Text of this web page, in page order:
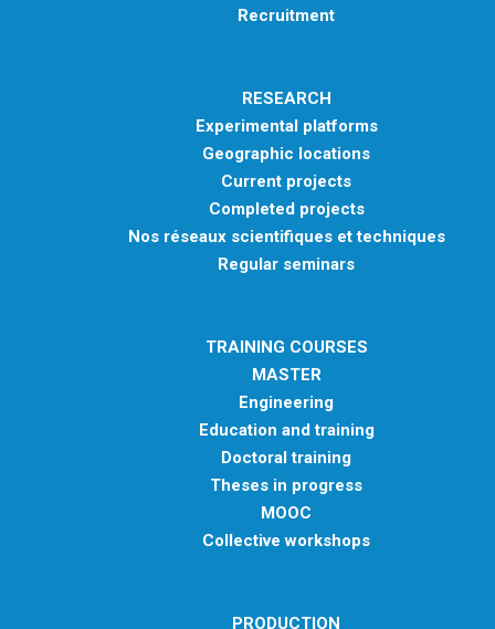
Recruitment
RESEARCH
Experimental platforms
Geographic locations
Current projects
Completed projects
Nos réseaux scientifiques et techniques
Regular seminars
TRAINING COURSES
MASTER
Engineering
Education and training
Doctoral training
Theses in progress
MOOC
Collective workshops
PRODUCTION